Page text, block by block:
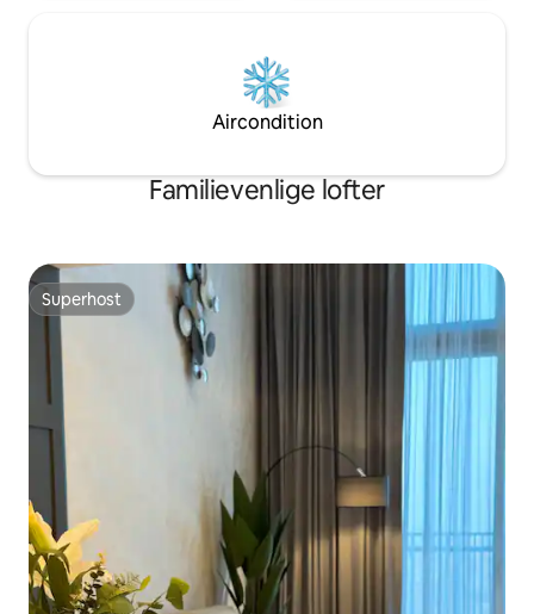
Aircondition
Familievenlige lofter
Superhost
Superhost